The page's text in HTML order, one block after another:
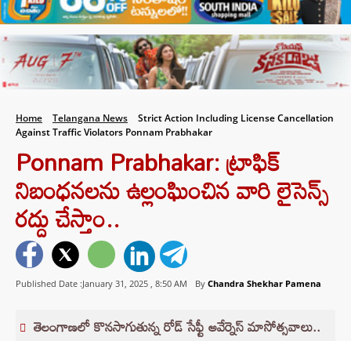
Home Telangana News
Strict Action Including License Cancellation
Against Traffic Violators Ponnam Prabhakar
Ponnam Prabhakar: ట్రాఫిక్
నిబంధనలను ఉల్లంఘించిన వారి లైసెన్స్‌
రద్దు చేస్తాం..
Published Date :January 31, 2025 , 8:50 AM By Chandra Shekhar Pamena
తెలంగాణలో కొనసాగుతున్న రోడ్ సేఫ్టీ అవేర్నెస్ మాసోత్సవాలు..